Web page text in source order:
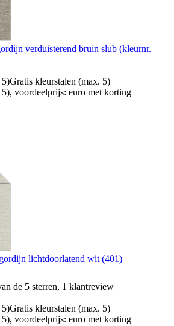
verduisterend bruin slub (kleurnr.
5)Gratis kleurstalen (max. 5)
voordeelprijs: euro met korting
lichtdoorlatend wit (401)
de 5 sterren, 1 klantreview
5)Gratis kleurstalen (max. 5)
voordeelprijs: euro met korting